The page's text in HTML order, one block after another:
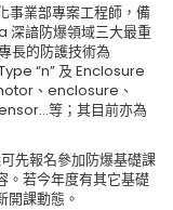
事業部專案工程師，備
深諳防爆領域三大最重
長的防護技術為
“n” 及 Enclosure
、enclosure、
等；其目前亦為
先報名參加防爆基礎課
。若今年度有其它基礎
開課動態。